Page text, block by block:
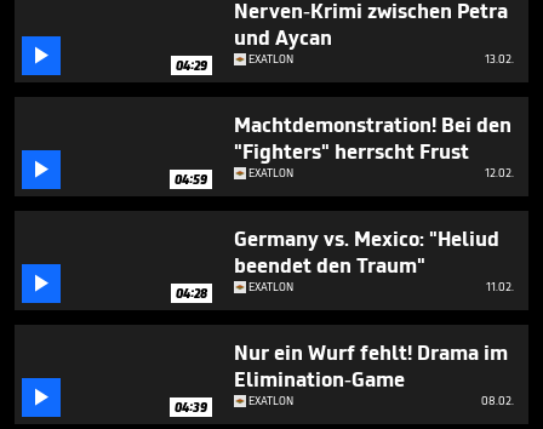
 04:29
Nerven-Krimi zwischen Petra
und Aycan
EXATLON 13.02.
 04:59
Machtdemonstration! Bei den
"Fighters" herrscht Frust
EXATLON 12.02.
 04:28
Germany vs. Mexico: "Heliud
beendet den Traum"
EXATLON 11.02.
 04:39
Nur ein Wurf fehlt! Drama im
Elimination-Game
EXATLON 08.02.